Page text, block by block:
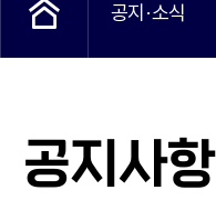
공지·소식
공지사항